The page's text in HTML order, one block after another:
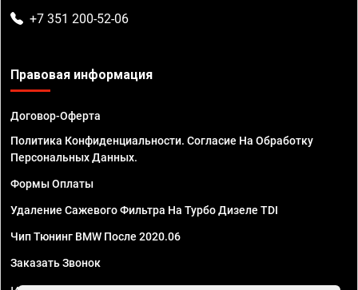
+7 351 200-52-06
Правовая информация
Договор-Оферта
Политика Конфиденциальности. Согласие На Обработку
Персональных Данных.
Формы Оплаты
Удаление Сажевого Фильтра На Турбо Дизеле TDI
Чип Тюнинг BMW После 2020.06
Заказать Звонок